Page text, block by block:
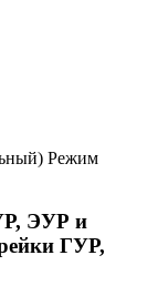
Режим
ЭУР и
ГУР,